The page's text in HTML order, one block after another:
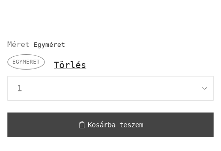
Méret
EGYMÉRET Törlés
Kosárba teszem